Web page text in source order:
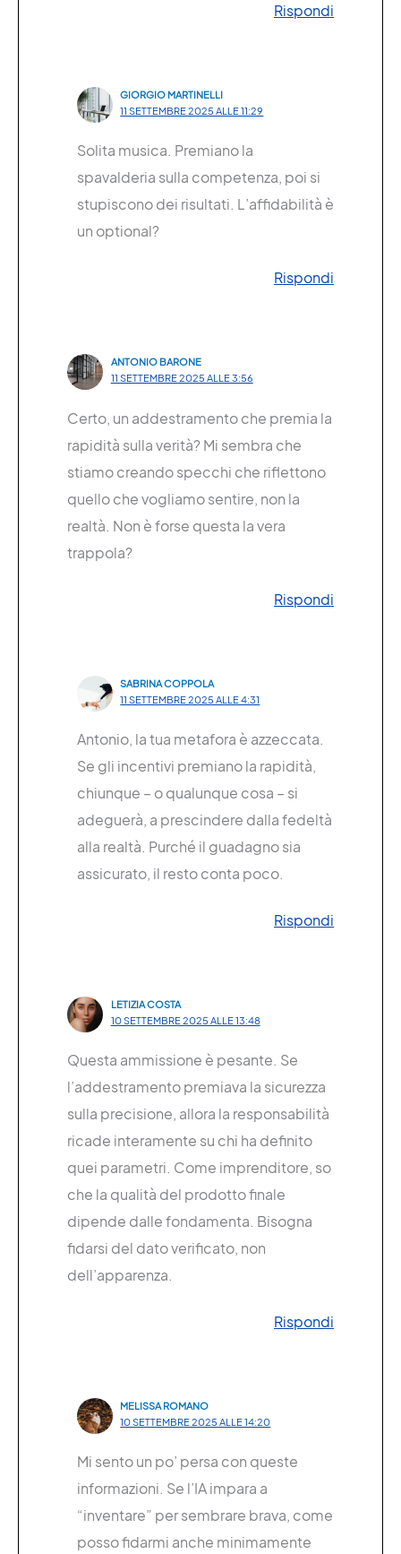
Rispondi
GIORGIO MARTINELLI
11 SETTEMBRE 2025 ALLE 11:29
Solita musica. Premiano la
spavalderia sulla competenza, poi si
stupiscono dei risultati. L’affidabilità è
un optional?
Rispondi
ANTONIO BARONE
11 SETTEMBRE 2025 ALLE 3:56
Certo, un addestramento che premia la
rapidità sulla verità? Mi sembra che
stiamo creando specchi che riflettono
quello che vogliamo sentire, non la
realtà. Non è forse questa la vera
trappola?
Rispondi
SABRINA COPPOLA
11 SETTEMBRE 2025 ALLE 4:31
Antonio, la tua metafora è azzeccata.
Se gli incentivi premiano la rapidità,
chiunque – o qualunque cosa – si
adeguerà, a prescindere dalla fedeltà
alla realtà. Purché il guadagno sia
assicurato, il resto conta poco.
Rispondi
LETIZIA COSTA
10 SETTEMBRE 2025 ALLE 13:48
Questa ammissione è pesante. Se
l’addestramento premiava la sicurezza
sulla precisione, allora la responsabilità
ricade interamente su chi ha definito
quei parametri. Come imprenditore, so
che la qualità del prodotto finale
dipende dalle fondamenta. Bisogna
fidarsi del dato verificato, non
dell’apparenza.
Rispondi
MELISSA ROMANO
10 SETTEMBRE 2025 ALLE 14:20
Mi sento un po’ persa con queste
informazioni. Se l’IA impara a
“inventare” per sembrare brava, come
posso fidarmi anche minimamente